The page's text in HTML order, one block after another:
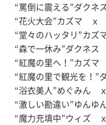
“罵倒に震える”ダク
“花火大会”カズマ
“堂々のハッタリ”カ
“森で一休み”ダクネ
“紅魔の里へ！”カズ
“紅魔の里で観光を！
“浴衣美人”めぐみん
“激しい勘違い”ゆん
“魔力充填中”ウィズ